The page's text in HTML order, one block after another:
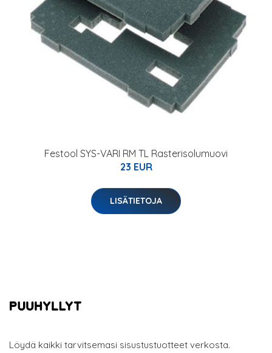
Festool SYS-VARI RM TL Rasterisolumuovi
23 EUR
LISÄTIETOJA
Löydä kaikki tarvitsemasi sisustustuotteet verkosta.